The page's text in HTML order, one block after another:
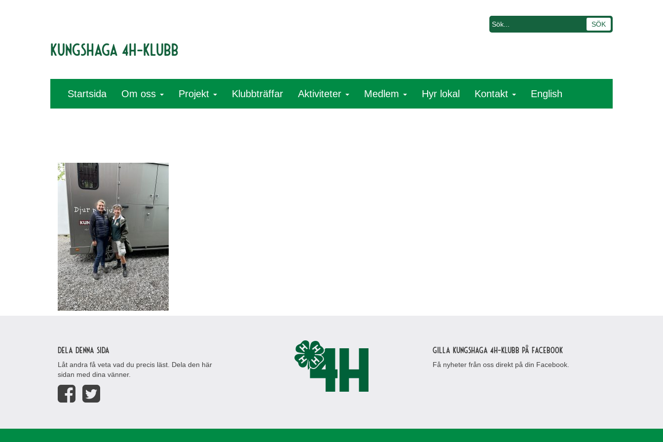
Kungshaga 4H-klubb
Startsida Om oss Projekt Klubbträffar Aktiviteter Medlem Hyr lokal Kontakt English
Dela denna sida
Låt andra få veta vad du precis läst. Dela den här
sidan med dina vänner.
Gilla Kungshaga 4H-klubb på Facebook
Få nyheter från oss direkt på din Facebook.